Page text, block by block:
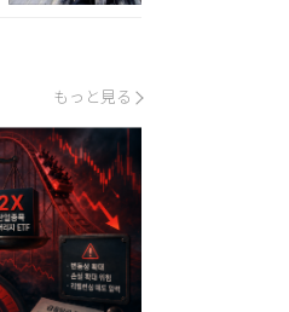
もっと見る